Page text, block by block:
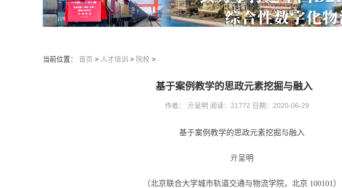
当前位置： 首页 > 人才培训 > 院校 >
基于案例教学的思政元素挖掘与融入
作者： 亓呈明 阅读：21772 日期：2020-06-29
基于案例教学的思政元素挖掘与融入
亓呈明
（北京联合大学城市轨道交通与物流学院，北京 100101）